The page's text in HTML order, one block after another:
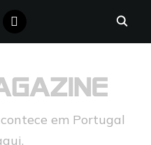
TUMBLR
em Portugal